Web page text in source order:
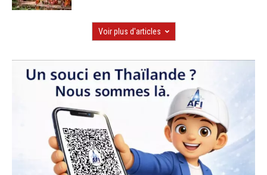
Voir plus d'articles